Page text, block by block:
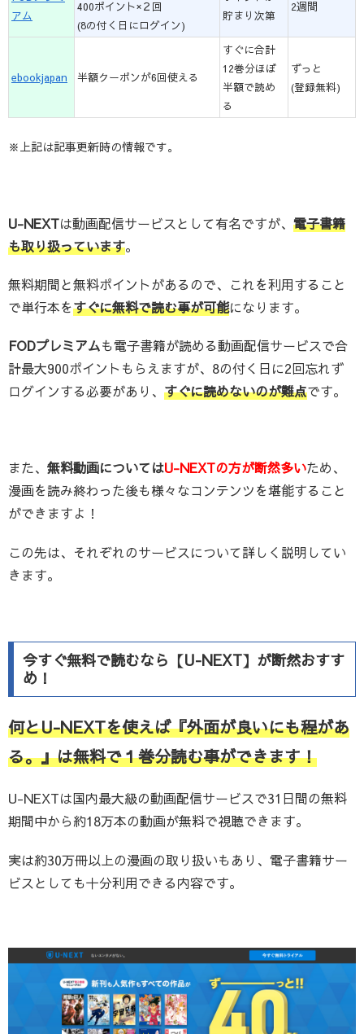
アム
400ポイント×２回
(8の付く日にログイン)
貯まり次第
2週間
ebookjapan 半額クーポンが6回使える
すぐに合計
12巻分ほぼ
半額で読め
る
ずっと
(登録無料)
※上記は記事更新時の情報です。
U-NEXTは動画配信サービスとして有名ですが、 電子書籍
も取り扱っています。
無料期間と無料ポイントがあるので、これを利用すること
で単行本をすぐに無料で読む事が可能になります。
FODプレミアムも電子書籍が読める動画配信サービスで合
計最大900ポイントもらえますが、8の付く日に2回忘れず
ログインする必要があり、 すぐに読めないのが難点です。
また、 無料動画についてはU-NEXTの方が断然多いため、
漫画を読み終わった後も様々なコンテンツを堪能すること
ができますよ！
この先は、それぞれのサービスについて詳しく説明してい
きます。
今すぐ無料で読むなら【U-NEXT】が断然おすす
め！
何とU-NEXTを使えば『外面が良いにも程があ
る。』は無料で１巻分読む事ができます！
U-NEXTは国内最大級の動画配信サービスで31日間の無料
期間中から約18万本の動画が無料で視聴できます。
実は約30万冊以上の漫画の取り扱いもあり、電子書籍サー
ビスとしても十分利用できる内容です。